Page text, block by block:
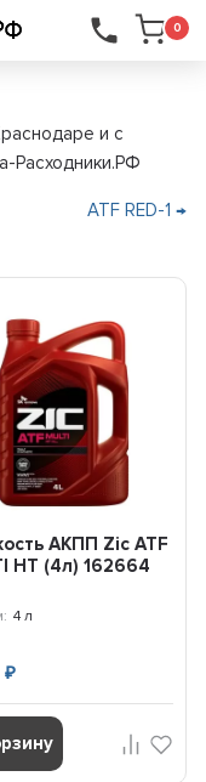
0
...
и с
Расходники.РФ
ATF RED-1 →
АКПП Zic ATF
HT (4л) 162664
4 л
₽